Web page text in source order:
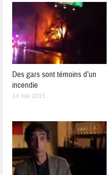
Des gars sont témoins d’un
incendie
14 mai 2015